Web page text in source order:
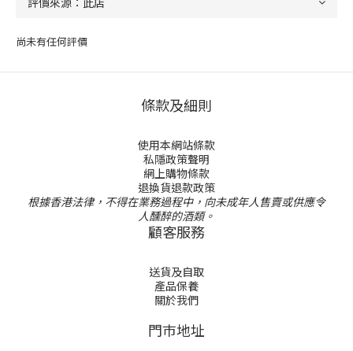
尚未有任何評價
條款及細則
使用本網站條款
私隱政策聲明
網上購物條款
退換貨退款政策
根據香港法律，不得在業務過程中，向未成年人售賣或供應令
人醺醉的酒類。
顧客服務
送貨及自取
產品保養
關於我們
門巿地址